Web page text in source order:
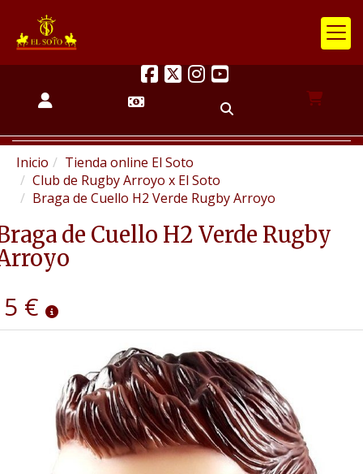
Inicio
Tienda online El Soto
Club de Rugby Arroyo x El Soto
Braga de Cuello H2 Verde Rugby Arroyo
de Cuello H2 Verde Rugby
5 €